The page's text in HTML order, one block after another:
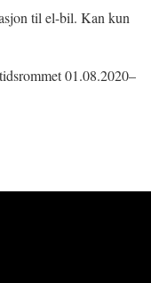
til el-bil. Kan kun
01.08.2020–